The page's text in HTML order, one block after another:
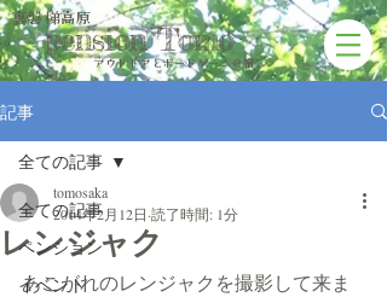
pension Tomo
アウトドアと​ボードゲームの宿
裏磐梯高原
記事
全ての記事
ペンション
イベント
全ての記事
レンジャク
tomosaka
2014年2月12日 読了時間: 1分
あこがれのレンジャクを撮影して来ま